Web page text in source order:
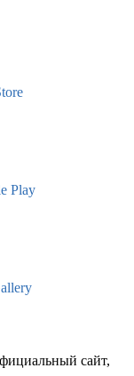
Play
сайт,